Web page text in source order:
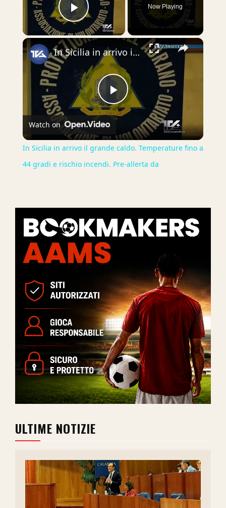
Play Video
Now Playing
×
Play
Video
In Sicilia in arrivo il grande caldo. Temperature fino a 44 gradi e rischio incendi. Pre-allerta da
Watch on
In Sicilia in arrivo il grande caldo. Temperature fino a
44 gradi e rischio incendi. Pre-allerta da
ULTIME NOTIZIE